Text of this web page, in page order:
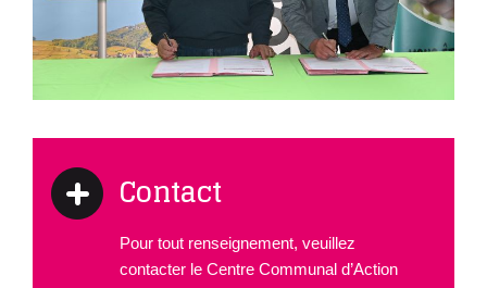
Contact
Pour tout renseignement, veuillez
contacter le Centre Communal d’Action